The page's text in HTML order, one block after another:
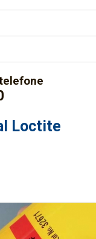
Loctite